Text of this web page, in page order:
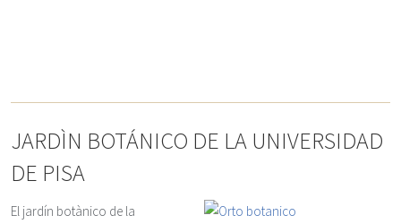
JARDÌN BOTÁNICO DE LA UNIVERSIDAD
DE PISA
El jardín botànico de la